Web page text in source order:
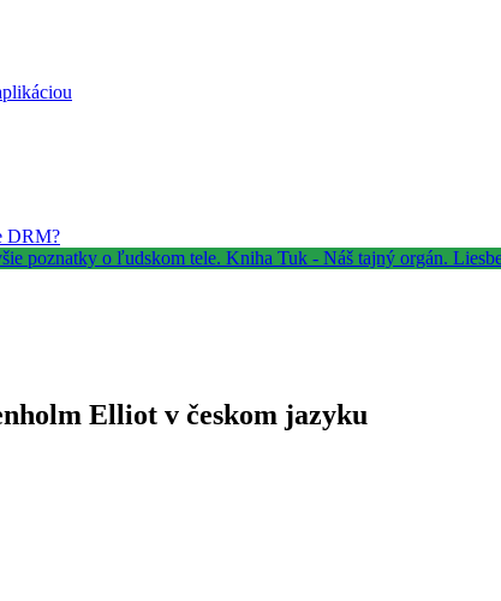
DRM?
Elliot v českom jazyku